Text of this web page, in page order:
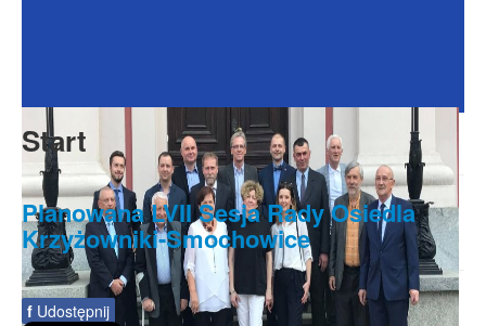
Rada Seniorów
Start
Planowana LVII Sesja Rady Osiedla
Krzyżowniki-Smochowice
f Udostępnij